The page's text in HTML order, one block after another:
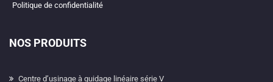
Politique de confidentialité
NOS PRODUITS
Centre d’usinage à guidage linéaire série V